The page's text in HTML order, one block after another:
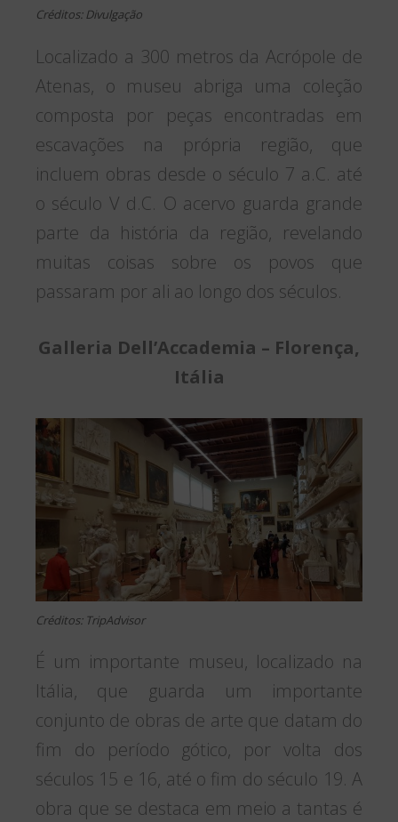
Créditos: Divulgação
Localizado a 300 metros da Acrópole de
Atenas, o museu abriga uma coleção
composta por peças encontradas em
escavações na própria região, que
incluem obras desde o século 7 a.C. até
o século V d.C. O acervo guarda grande
parte da história da região, revelando
muitas coisas sobre os povos que
passaram por ali ao longo dos séculos.
Galleria Dell’Accademia – Florença,
Itália
Créditos: TripAdvisor
É um importante museu, localizado na
Itália, que guarda um importante
conjunto de obras de arte que datam do
fim do período gótico, por volta dos
séculos 15 e 16, até o fim do século 19. A
obra que se destaca em meio a tantas é